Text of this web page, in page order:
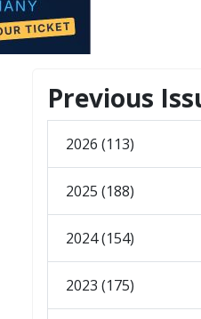
Previous
2026 (113)
2025 (188)
2024 (154)
2023 (175)